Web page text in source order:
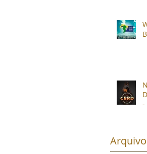
-
Arquivo